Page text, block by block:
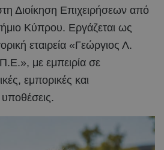
Διοίκηση Επιχειρήσεων από
Κύπρου. Εργάζεται ως
εταιρεία «Γεώργιος Λ.
με εμπειρία σε
εμπορικές και